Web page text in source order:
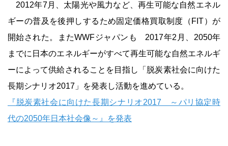
2012年7月、太陽光や風力など、再生可能な自然エネル
ギーの普及を後押しするため固定価格買取制度（FIT）が
開始された。またWWFジャパンも 2017年2月、2050年
までに日本のエネルギーがすべて再生可能な自然エネルギ
ーによって供給されることを目指し「脱炭素社会に向けた
長期シナリオ2017」を発表し活動を進めている。
『脱炭素社会に向けた長期シナリオ2017 ～パリ協定時
代の2050年日本社会像～』を発表